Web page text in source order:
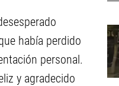
había perdido
personal.
y agradecido